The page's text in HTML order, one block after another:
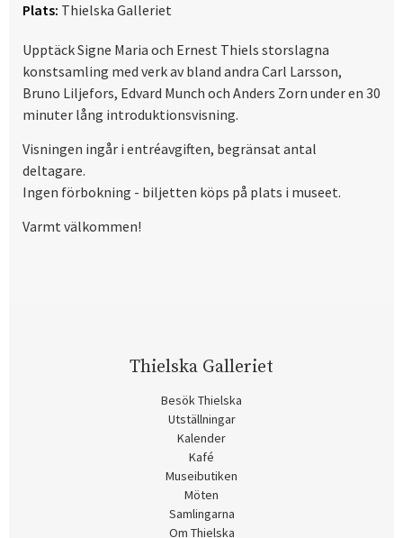
Plats: Thielska Galleriet
Upptäck Signe Maria och Ernest Thiels storslagna
konstsamling med verk av bland andra Carl Larsson,
Bruno Liljefors, Edvard Munch och Anders Zorn under en 30
minuter lång introduktionsvisning.
Visningen ingår i entréavgiften, begränsat antal
deltagare.
Ingen förbokning - biljetten köps på plats i museet.
Varmt välkommen!
Thielska Galleriet
Besök Thielska
Utställningar
Kalender
Kafé
Museibutiken
Möten
Samlingarna
Om Thielska